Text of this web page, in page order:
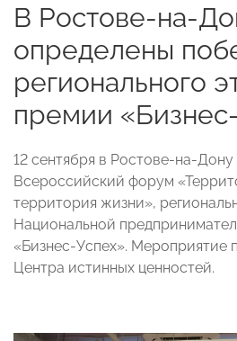
В Ростове-на-
определены
регионального
премии
12 сентября в Ростове-на-Дону
Всероссийский форум
территория жизни»,
Национальной
«Бизнес-Успех». Мероприятие
Центра истинных ценностей.